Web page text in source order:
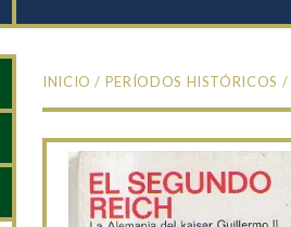
INICIO / PERÍODOS HISTÓRICOS /